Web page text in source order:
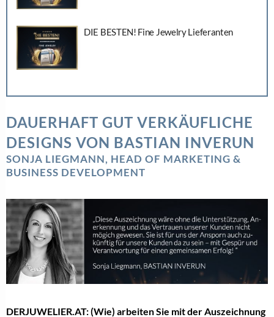
DIE BESTEN! Fine Jewelry Lieferanten
DAUERHAFT GUT VERKÄUFLICHE
DESIGNS VON BASTIAN INVERUN
SONJA LIEGMANN, HEAD OF MARKETING &
BUSINESS DEVELOPMENT
DERJUWELIER.AT: (Wie) arbeiten Sie mit der Auszeichnung